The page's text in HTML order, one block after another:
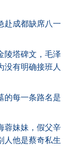
赴成都缺席八一
陵塔碑文，毛泽
没有明确接班人
的每一条路名是
蓉妹妹，假父辛
人他是蔡奇私生